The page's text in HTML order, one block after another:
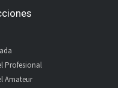
Profesional
Amateur